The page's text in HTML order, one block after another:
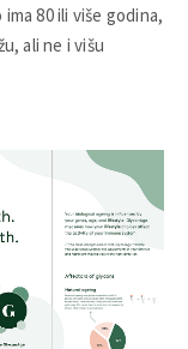
80 ili više godina,
ali ne i višu